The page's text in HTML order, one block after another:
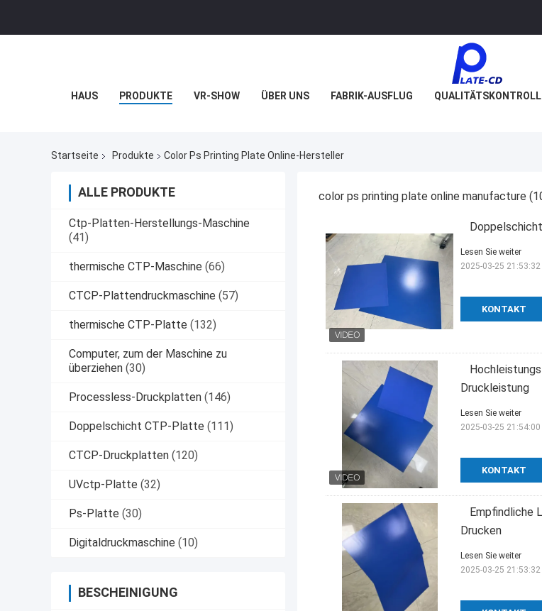
HAUS PRODUKTE VR-SHOW ÜBER UNS FABRIK-AUSFLUG
Startseite Produkte Color Ps Printing Plate Online-Hersteller
ALLE PRODUKTE
Ctp-Platten-Herstellungs-Maschine
(41)
thermische CTP-Maschine (66)
CTCP-Plattendruckmaschine (57)
thermische CTP-Platte (132)
Computer, zum der Maschine zu
überziehen (30)
Processless-Druckplatten (146)
Doppelschicht CTP-Platte (111)
CTCP-Druckplatten (120)
UVctp-Platte (32)
Ps-Platte (30)
Digitaldruckmaschine (10)
BESCHEINIGUNG
color ps printing plate online manufacture
KONTAKT
Lesen Sie weiter
2025-03-25 21:53:32
Druckleistung
KONTAKT
Lesen Sie weiter
2025-03-25 21:54:00
Empfindliche
Drucken
Lesen Sie weiter
2025-03-25 21:53:32